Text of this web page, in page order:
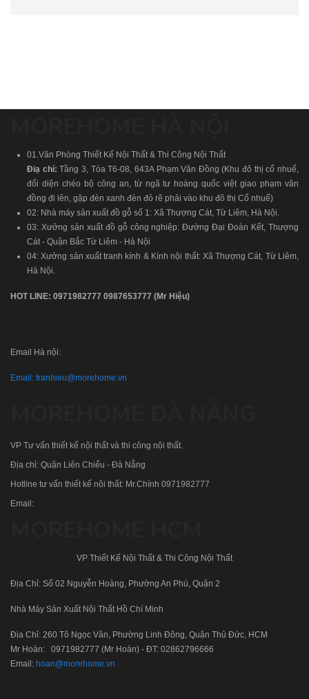
01.Văn Phòng Thiết Kế Nội Thất & Thi Công Nội Thất
Điạ chỉ: Tầng 3, Tòa T6-08, 643A Phạm Văn Đồng (Khu đô thị cổ nhuế,
đối diện chéo bộ công an, từ ngã tư hoàng quốc việt giao phạm văn
đồng đi lên, gặp đèn xanh đèn đỏ rẽ phải vào khu đô thị Cổ nhuế)
02: Nhà máy sản xuất đồ gỗ số 1: Xã Thượng Cát, Từ Liêm, Hà Nội.
03: Xưởng sản xuất đồ gỗ công nghiệp: Đường Đại Đoàn Kết, Thượng
Cát - Quận Bắc Từ Liêm - Hà Nội
04: Xưởng sản xuất tranh kính & Kính nội thất: Xã Thượng Cát, Từ Liêm,
Hà Nội.
HOT LINE: 0971982777 0987653777 (Mr Hiệu)
Email Hà nội:
Email: tranhieu@morehome.vn
VP Tư vấn thiết kế nội thất và thi công nội thất.
Địa chỉ: Quận Liên Chiểu - Đà Nẵng
Hotline tư vấn thiết kế nội thất: Mr.Chính 0971982777
Email:
VP Thiết Kế Nội Thất & Thi Công Nội Thất
Địa Chỉ: Số 02 Nguyễn Hoàng, Phường An Phú, Quận 2
Nhà Máy Sản Xuất Nội Thất Hồ Chí Minh
Địa Chỉ: 260 Tô Ngọc Vân, Phường Linh Đông, Quận Thủ Đức, HCM
Mr Hoàn: 0971982777 (Mr Hoàn) - ĐT: 02862796666
Email: hoan@morehome.vn